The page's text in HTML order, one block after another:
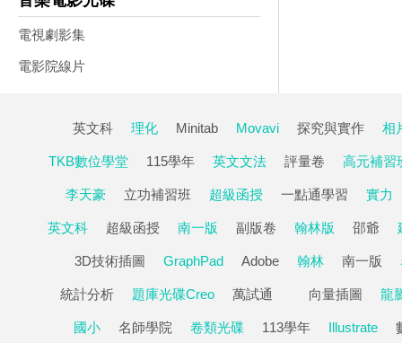
電視劇影集
電影院線片
英文科 理化 Minitab Movavi 探究與實作 相
TKB數位學堂 115學年 英文文法 評量卷 高元補習
李天豪 立功補習班 超級函授 一點通學習 實力
英文科 超級函授 南一版 副版卷 翰林版 邵爺
3D技術插圖 GraphPad Adobe 翰林 南一版
統計分析 題庫光碟Creo 萬試通 向量插圖 龍
國小 名師學院 卷類光碟 113學年 Illustrate